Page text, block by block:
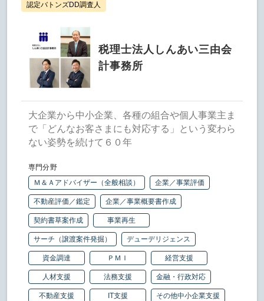
認定バトンズDD調査人
税理士法人しんあい三由会
計事務所
大企業から中小企業、各種の組合や個人事業主ま
で「どんなお客さまにも対応する」という変わら
ない姿勢を続けて６０年
専門分野
Ｍ＆Ａアドバイザー（全般相談）
企業／事業評価
不動産評価／鑑定 企業／事業概要書作成
契約書草案作成 事業再生
サーチ（譲渡案件発掘） デューデリジェンス
資金調達 ＰＭＩ 経営支援
人材支援 法務支援 金融・行政対応
不動産支援 IT支援 その他中小企業支援